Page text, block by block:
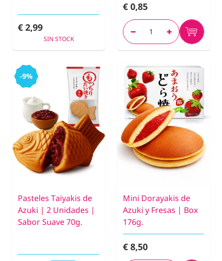
€ 2,99
SIN STOCK
€ 0,85
-9%
Pasteles Taiyakis de
Azuki | 2 Unidades |
Sabor Suave 70g.
Mini Dorayakis de
Azuki y Fresas | Box
176g.
€ 8,50